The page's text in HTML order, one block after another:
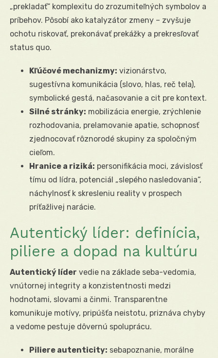
„prekladať“ komplexitu do zrozumiteľných symbolov a
príbehov. Pôsobí ako katalyzátor zmeny – zvyšuje
ochotu riskovať, prekonávať prekážky a prekresľovať
status quo.
Kľúčové mechanizmy: vizionárstvo,
sugestívna komunikácia (slovo, hlas, reč tela),
symbolické gestá, načasovanie a cit pre kontext.
Silné stránky: mobilizácia energie, zrýchlenie
rozhodovania, prelamovanie apatie, schopnosť
zjednocovať rôznorodé skupiny za spoločným
cieľom.
Hranice a riziká: personifikácia moci, závislosť
tímu od lídra, potenciál „slepého nasledovania“,
náchylnosť k skresleniu reality v prospech
príťažlivej narácie.
Autentický líder: definícia,
piliere a dopad na kultúru
Autentický líder vedie na základe seba-vedomia,
vnútornej integrity a konzistentnosti medzi
hodnotami, slovami a činmi. Transparentne
komunikuje motívy, pripúšťa neistotu, priznáva chyby
a vedome pestuje dôvernú spoluprácu.
Piliere autenticity: sebapoznanie, morálne